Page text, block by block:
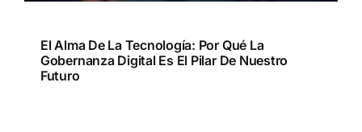
El Alma De La Tecnología: Por Qué La
Gobernanza Digital Es El Pilar De Nuestro
Futuro